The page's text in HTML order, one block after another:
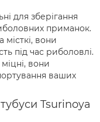
для зберігання
приманок.
місткі, вони
під час риболовлі.
міцні, вони
ваших
Tsurinoya